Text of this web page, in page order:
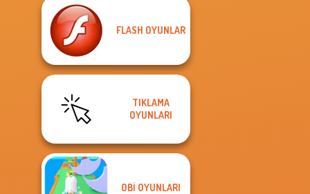
FLASH OYUNLAR
TIKLAMA
OYUNLARI
OBI OYUNLARI